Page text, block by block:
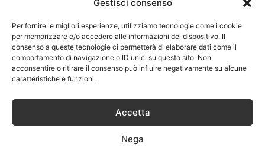
Gestisci consenso
Per fornire le migliori esperienze, utilizziamo tecnologie come i cookie
per memorizzare e/o accedere alle informazioni del dispositivo. Il
consenso a queste tecnologie ci permetterà di elaborare dati come il
comportamento di navigazione o ID unici su questo sito. Non
acconsentire o ritirare il consenso può influire negativamente su alcune
caratteristiche e funzioni.
Accetta
Nega
Duomo Firenze hotel isole Lago di Garda mare
Milano montagna riviera romagnola Roma Salento
Sicilia terme vacanze
Partita IVA IT01419730559